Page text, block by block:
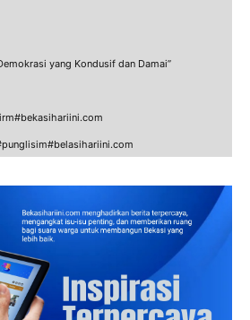
yang Kondusif dan Damai”